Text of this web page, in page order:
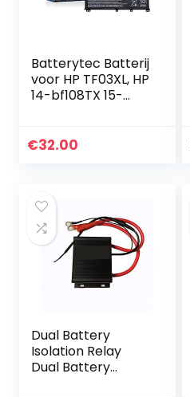
Batterytec Batterij
voor HP TF03XL, HP
14-bf108TX 15-
HSTNN-LB7J
€32.00
Dual Battery
Isolation Relay
Dual Battery